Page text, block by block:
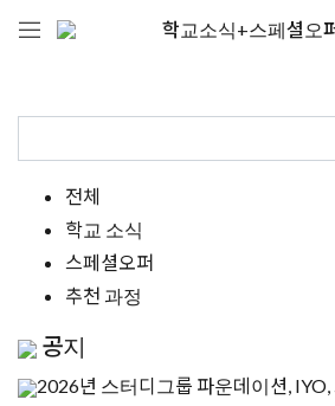
학교소식+스페셜오
전체
학교 소식
스페셜오퍼
추천 과정
공지
2026년 스터디그룹 파운데이션, IYO,